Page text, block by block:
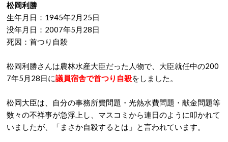
松岡利勝
生年月日：1945年2月25日
没年月日：2007年5月28日
死因：首つり自殺
松岡利勝さんは農林水産大臣だった人物で、大臣就任中の200
7年5月28日に議員宿舎で首つり自殺をしました。
松岡大臣は、自分の事務所費問題・光熱水費問題・献金問題等
数々の不祥事が急浮上し、マスコミから連日のように叩かれて
いましたが、「まさか自殺するとは」と言われています。